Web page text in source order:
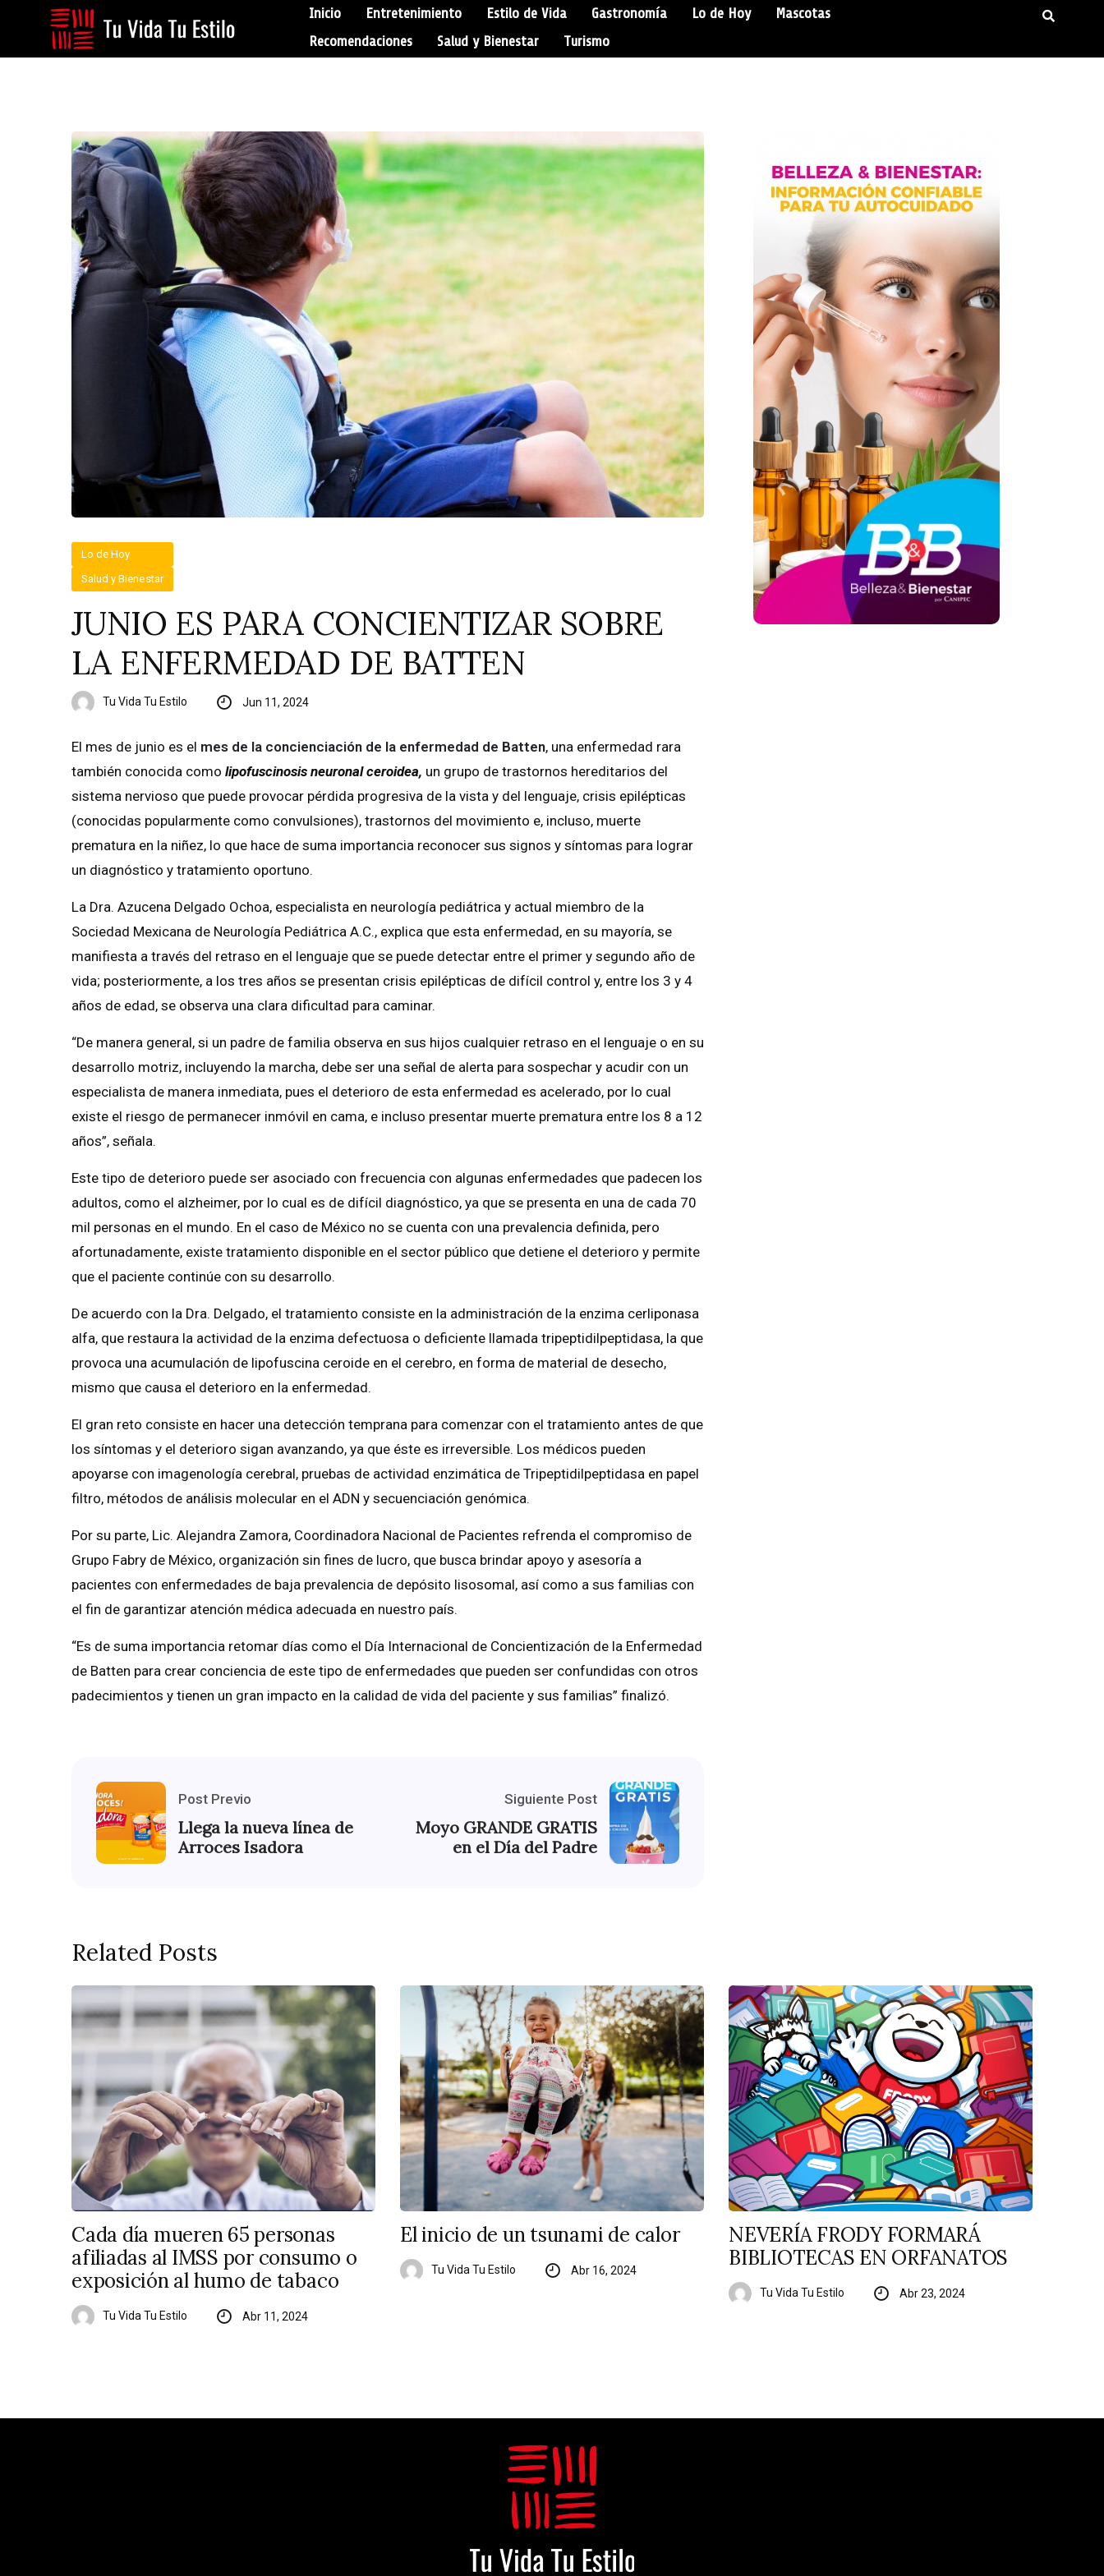
Inicio Entretenimiento Estilo de Vida Gastronomía Lo de Hoy
Mascotas
Recomendaciones
Salud y Bienestar Turismo
Lo de Hoy
Salud y Bienestar
JUNIO ES PARA CONCIENTIZAR SOBRE
LA ENFERMEDAD DE BATTEN
Tu Vida Tu Estilo Jun 11, 2024
El mes de junio es el mes de la concienciación de la enfermedad de Batten, una enfermedad rara
también conocida como lipofuscinosis neuronal ceroidea, un grupo de trastornos hereditarios del
sistema nervioso que puede provocar pérdida progresiva de la vista y del lenguaje, crisis epilépticas
(conocidas popularmente como convulsiones), trastornos del movimiento e, incluso, muerte
prematura en la niñez, lo que hace de suma importancia reconocer sus signos y síntomas para lograr
un diagnóstico y tratamiento oportuno.
La Dra. Azucena Delgado Ochoa, especialista en neurología pediátrica y actual miembro de la
Sociedad Mexicana de Neurología Pediátrica A.C., explica que esta enfermedad, en su mayoría, se
manifiesta a través del retraso en el lenguaje que se puede detectar entre el primer y segundo año de
vida; posteriormente, a los tres años se presentan crisis epilépticas de difícil control y, entre los 3 y 4
años de edad, se observa una clara dificultad para caminar.
“De manera general, si un padre de familia observa en sus hijos cualquier retraso en el lenguaje o en su
desarrollo motriz, incluyendo la marcha, debe ser una señal de alerta para sospechar y acudir con un
especialista de manera inmediata, pues el deterioro de esta enfermedad es acelerado, por lo cual
existe el riesgo de permanecer inmóvil en cama, e incluso presentar muerte prematura entre los 8 a 12
años”, señala.
Este tipo de deterioro puede ser asociado con frecuencia con algunas enfermedades que padecen los
adultos, como el alzheimer, por lo cual es de difícil diagnóstico, ya que se presenta en una de cada 70
mil personas en el mundo. En el caso de México no se cuenta con una prevalencia definida, pero
afortunadamente, existe tratamiento disponible en el sector público que detiene el deterioro y permite
que el paciente continúe con su desarrollo.
De acuerdo con la Dra. Delgado, el tratamiento consiste en la administración de la enzima cerliponasa
alfa, que restaura la actividad de la enzima defectuosa o deficiente llamada tripeptidilpeptidasa, la que
provoca una acumulación de lipofuscina ceroide en el cerebro, en forma de material de desecho,
mismo que causa el deterioro en la enfermedad.
El gran reto consiste en hacer una detección temprana para comenzar con el tratamiento antes de que
los síntomas y el deterioro sigan avanzando, ya que éste es irreversible. Los médicos pueden
apoyarse con imagenología cerebral, pruebas de actividad enzimática de Tripeptidilpeptidasa en papel
filtro, métodos de análisis molecular en el ADN y secuenciación genómica.
Por su parte, Lic. Alejandra Zamora, Coordinadora Nacional de Pacientes refrenda el compromiso de
Grupo Fabry de México, organización sin fines de lucro, que busca brindar apoyo y asesoría a
pacientes con enfermedades de baja prevalencia de depósito lisosomal, así como a sus familias con
el fin de garantizar atención médica adecuada en nuestro país.
“Es de suma importancia retomar días como el Día Internacional de Concientización de la Enfermedad
de Batten para crear conciencia de este tipo de enfermedades que pueden ser confundidas con otros
padecimientos y tienen un gran impacto en la calidad de vida del paciente y sus familias” finalizó.
Post Previo
Llega la nueva línea de
Arroces Isadora
Siguiente Post
Moyo GRANDE GRATIS
en el Día del Padre
Related Posts
Cada día mueren 65 personas
afiliadas al IMSS por consumo o
exposición al humo de tabaco
Tu Vida Tu Estilo Abr 11, 2024
El inicio de un tsunami de calor
Tu Vida Tu Estilo Abr 16, 2024
NEVERÍA FRODY FORMARÁ
BIBLIOTECAS EN ORFANATOS
Tu Vida Tu Estilo Abr 23, 2024